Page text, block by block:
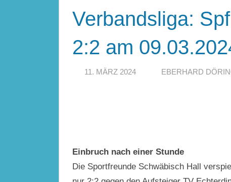
Verbandsliga:
2:2 am
11. MÄRZ 2024 EBERHARD
Einbruch nach einer Stunde
Die Sportfreunde Schwäbisch Hall